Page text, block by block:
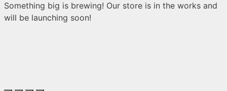
Something big is brewing! Our store is in the works and
will be launching soon!